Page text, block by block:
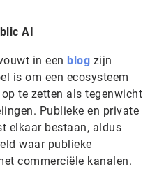
AI
in een blog zijn
is om een ecosysteem
te zetten als tegenwicht
Publieke en private
elkaar bestaan, aldus
waar publieke
commerciële kanalen.